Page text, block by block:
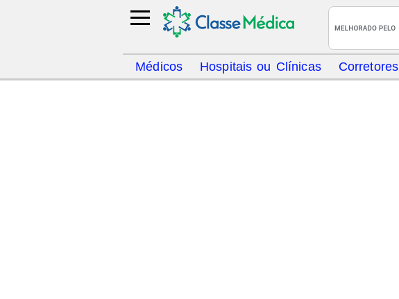
Médicos Hospitais ou Clínicas Corretores